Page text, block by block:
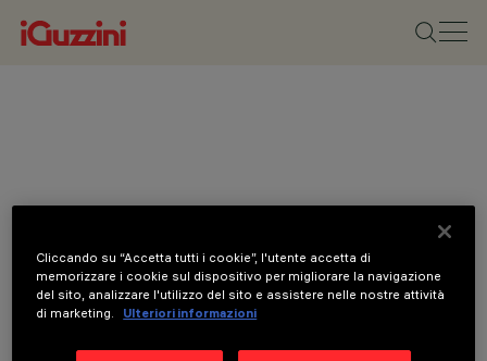
Cliccando su “Accetta tutti i cookie”, l'utente accetta di
memorizzare i cookie sul dispositivo per migliorare la navigazione
del sito, analizzare l'utilizzo del sito e assistere nelle nostre attività
di marketing.
Ulteriori informazioni